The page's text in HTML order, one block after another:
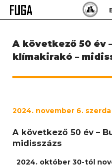
Skip
Keresés:
A következő 50 év
klímakirakó –
2024. november 6. szerda
A következő 50 év –
midisszázs
2024. október 30-tól